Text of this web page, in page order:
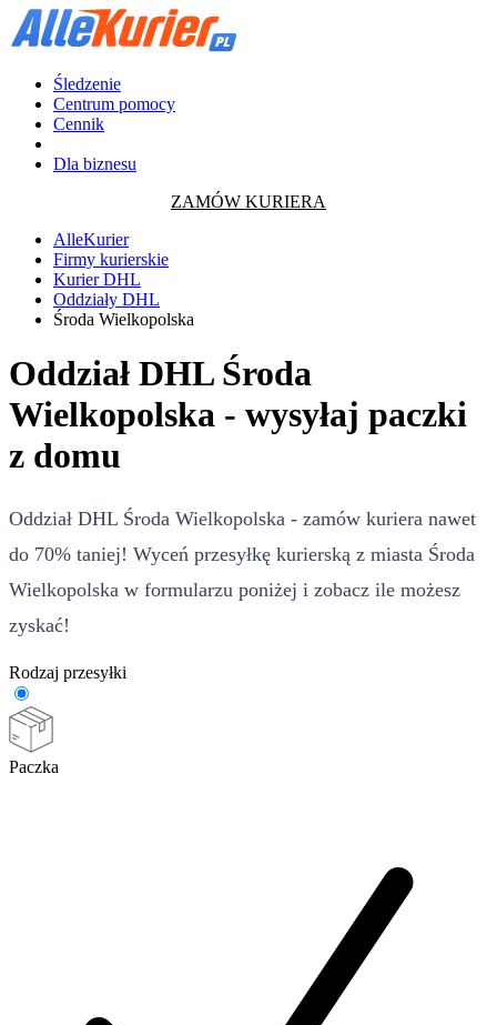
Śledzenie
Centrum pomocy
Cennik
Dla biznesu
ZAMÓW KURIERA
AlleKurier
Firmy kurierskie
Kurier DHL
Oddziały DHL
Środa Wielkopolska
Oddział DHL Środa
Wielkopolska - wysyłaj paczki
z domu
Oddział DHL Środa Wielkopolska - zamów kuriera nawet
do 70% taniej! Wyceń przesyłkę kurierską z miasta Środa
Wielkopolska w formularzu poniżej i zobacz ile możesz
zyskać!
Rodzaj przesyłki
Paczka